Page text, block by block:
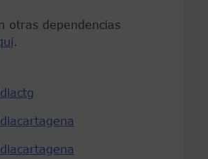
otras dependencias
.